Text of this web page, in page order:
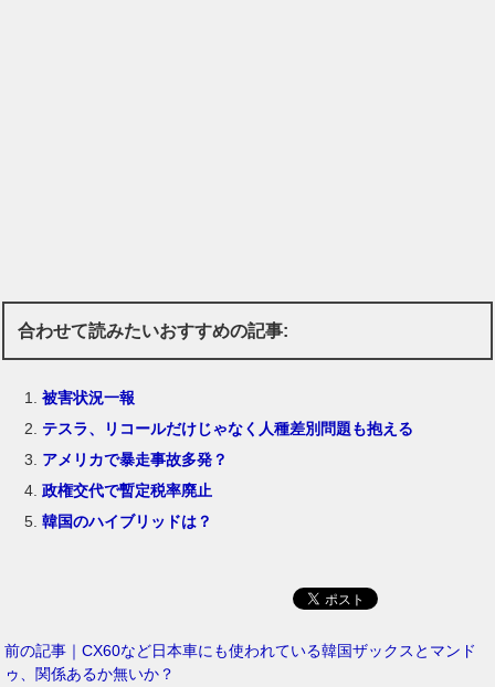
合わせて読みたいおすすめの記事:
被害状況一報
テスラ、リコールだけじゃなく人種差別問題も抱える
アメリカで暴走事故多発？
政権交代で暫定税率廃止
韓国のハイブリッドは？
前の記事｜CX60など日本車にも使われている韓国ザックスとマンド
ゥ、関係あるか無いか？